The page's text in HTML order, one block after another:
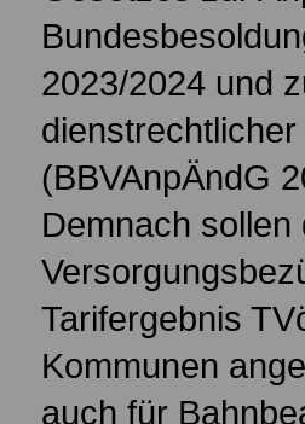
2023/2024 und
(BBVAnpÄndG
Demnach
Tarifergebnis
Kommunen
auch für